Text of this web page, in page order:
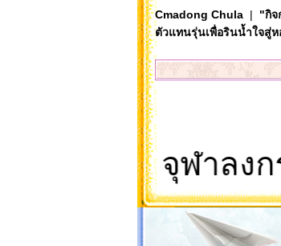
Cmadong Chula| "กิจ
ตัวแทนรุ่นเพื่อรินน้ำใจสู่ห
กนิสิต จุฬาลงกร